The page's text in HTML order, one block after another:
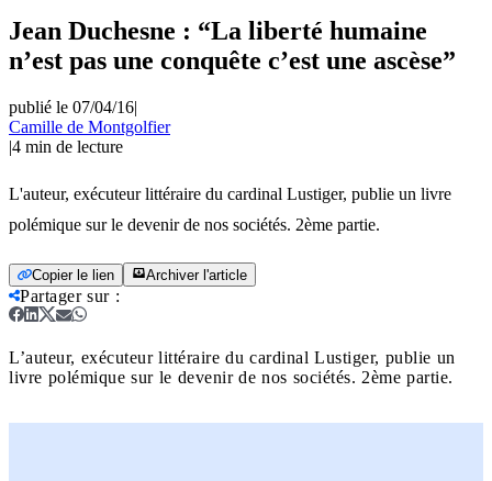
Jean Duchesne : “La liberté humaine
n’est pas une conquête c’est une ascèse”
publié le 07/04/16|
Camille de Montgolfier
|4 min de lecture
L'auteur, exécuteur littéraire du cardinal Lustiger, publie un livre
polémique sur le devenir de nos sociétés. 2ème partie.
Copier le lien Archiver l'article
Partager sur:
L’auteur, exécuteur littéraire du cardinal Lustiger, publie un
livre polémique sur le devenir de nos sociétés. 2ème partie.